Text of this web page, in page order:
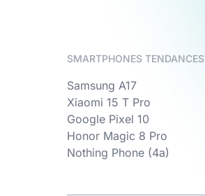
SMARTPHONES TENDANCES
Samsung A17
Xiaomi 15 T Pro
Google Pixel 10
Honor Magic 8 Pro
Nothing Phone (4a)